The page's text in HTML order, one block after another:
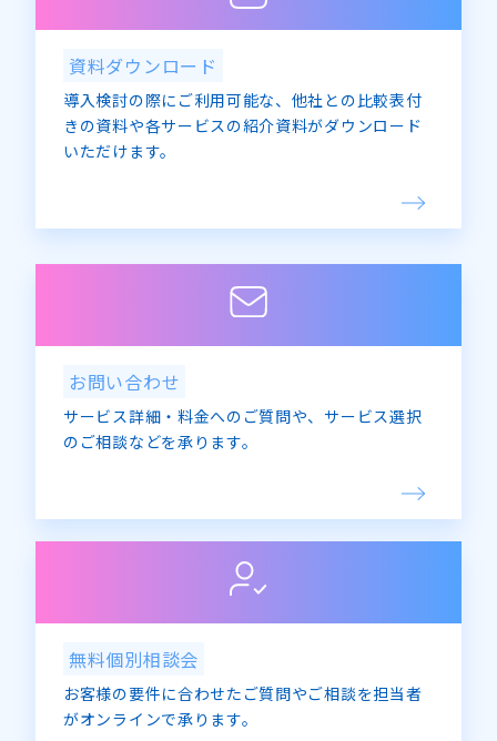
資料ダウンロード
導入検討の際にご利用可能な、他社との比較表付
きの資料や各サービスの紹介資料がダウンロード
いただけます。
お問い合わせ
サービス詳細・料金へのご質問や、サービス選択
のご相談などを承ります。
無料個別相談会
お客様の要件に合わせたご質問やご相談を担当者
がオンラインで承ります。